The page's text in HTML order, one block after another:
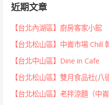
近期文章
【台北內湖區】廚房客家小館
【台北松山區】中崙市場 Chill
【台北中山區】Dine in Cafe
【台北松山區】雙月食品社(八
【台北松山區】老拌涼麵（中